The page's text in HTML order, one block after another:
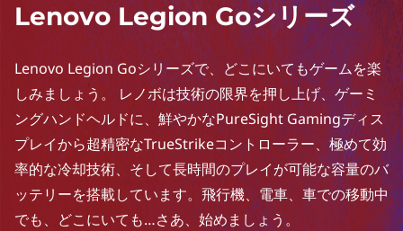
Lenovo Legion Goシリーズ
Lenovo Legion Goシリーズで、どこにいてもゲームを楽
しみましょう。 レノボは技術の限界を押し上げ、ゲーミ
ングハンドヘルドに、鮮やかなPureSight Gamingディス
プレイから超精密なTrueStrikeコントローラー、極めて効
率的な冷却技術、そして長時間のプレイが可能な容量のバ
ッテリーを搭載しています。飛行機、電車、車での移動中
でも、どこにいても…さあ、始めましょう。